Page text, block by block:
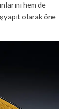
hem de
olarak öne